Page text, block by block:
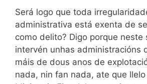
Será logo que toda
administrativa está exenta de
como delito? Digo porque neste
intervén unhas administracións
máis de dous anos de
nada, nin fan nada, ate que